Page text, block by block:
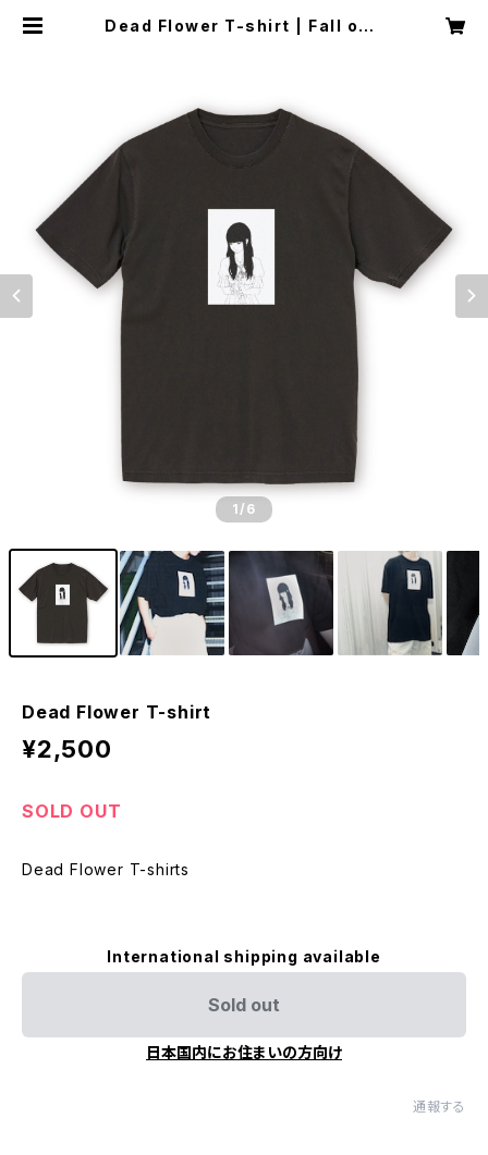
Dead Flower T-shirt | Fall of T
1/6
Dead Flower T-shirt
¥2,500
SOLD OUT
Dead Flower T-shirts
International shipping available
Sold out
日本国内にお住まいの方向け
通報する